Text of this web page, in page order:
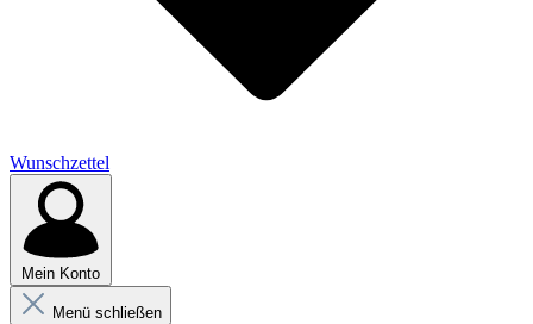
Wunschzettel
Mein Konto
Menü schließen